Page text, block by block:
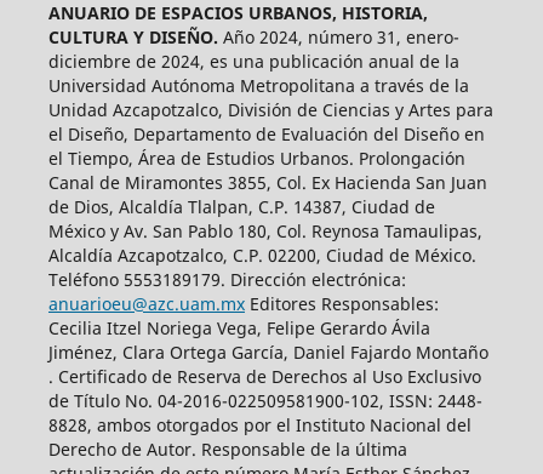
ANUARIO DE ESPACIOS URBANOS, HISTORIA,
CULTURA Y DISEÑO. Año 2024, número 31, enero-
diciembre de 2024, es una publicación anual de la
Universidad Autónoma Metropolitana a través de la
Unidad Azcapotzalco, División de Ciencias y Artes para
el Diseño, Departamento de Evaluación del Diseño en
el Tiempo, Área de Estudios Urbanos. Prolongación
Canal de Miramontes 3855, Col. Ex Hacienda San Juan
de Dios, Alcaldía Tlalpan, C.P. 14387, Ciudad de
México y Av. San Pablo 180, Col. Reynosa Tamaulipas,
Alcaldía Azcapotzalco, C.P. 02200, Ciudad de México.
Teléfono 5553189179. Dirección electrónica:
anuarioeu@azc.uam.mxEditores Responsables:
Cecilia Itzel Noriega Vega, Felipe Gerardo Ávila
Jiménez, Clara Ortega García, Daniel Fajardo Montaño
. Certificado de Reserva de Derechos al Uso Exclusivo
de Título No. 04-2016-022509581900-102, ISSN: 2448-
8828, ambos otorgados por el Instituto Nacional del
Derecho de Autor. Responsable de la última